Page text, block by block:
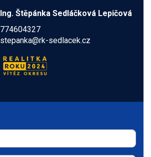
Ing. Štěpánka Sedláčková Lepičová
774604327
stepanka@rk-sedlacek.cz